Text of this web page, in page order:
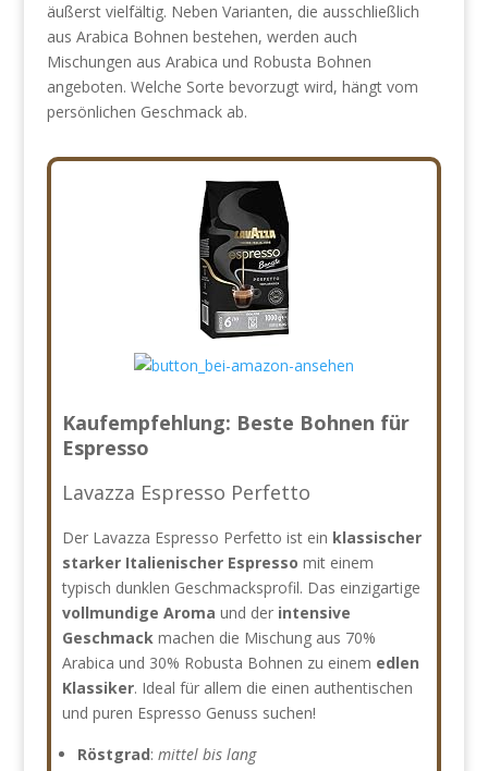
äußerst vielfältig. Neben Varianten, die ausschließlich
aus Arabica Bohnen bestehen, werden auch
Mischungen aus Arabica und Robusta Bohnen
angeboten. Welche Sorte bevorzugt wird, hängt vom
persönlichen Geschmack ab.
Kaufempfehlung: Beste Bohnen für
Espresso
Lavazza Espresso Perfetto
Der Lavazza Espresso Perfetto ist ein klassischer
starker Italienischer Espresso mit einem
typisch dunklen Geschmacksprofil. Das einzigartige
vollmundige Aroma und derintensive
Geschmackmachen die Mischung aus 70%
Arabica und 30% Robusta Bohnen zu einem edlen
Klassiker. Ideal für allem die einen authentischen
und puren Espresso Genuss suchen!
Röstgrad: mittel bis lang